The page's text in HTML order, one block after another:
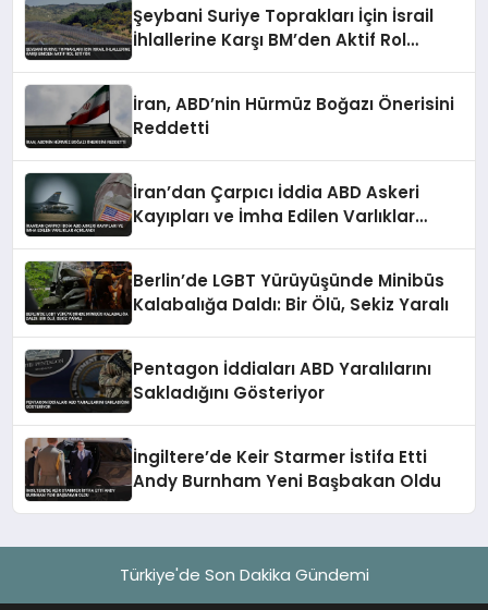
Şeybani Suriye Toprakları İçin İsrail
İhlallerine Karşı BM’den Aktif Rol
İran, ABD’nin Hürmüz Boğazı Önerisini
Reddetti
İran’dan Çarpıcı İddia ABD Askeri
Kayıpları ve İmha Edilen Varlıklar
Berlin’de LGBT Yürüyüşünde Minibüs
Kalabalığa Daldı: Bir Ölü, Sekiz Yaralı
Pentagon İddiaları ABD Yaralılarını
Sakladığını Gösteriyor
İngiltere’de Keir Starmer İstifa Etti
Andy Burnham Yeni Başbakan Oldu
Türkiye'de Son Dakika Gündemi